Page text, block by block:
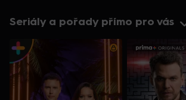
Seriály a pořady přímo pro vás